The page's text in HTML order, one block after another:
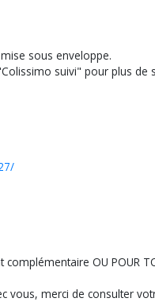
sous enveloppe.
suivi" pour plus de
OU POUR
vous, merci de consulter